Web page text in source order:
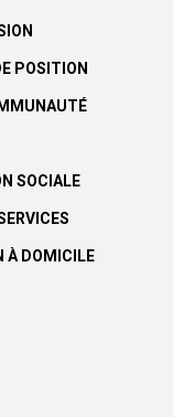
POSITION
SOCIALE
À DOMICILE